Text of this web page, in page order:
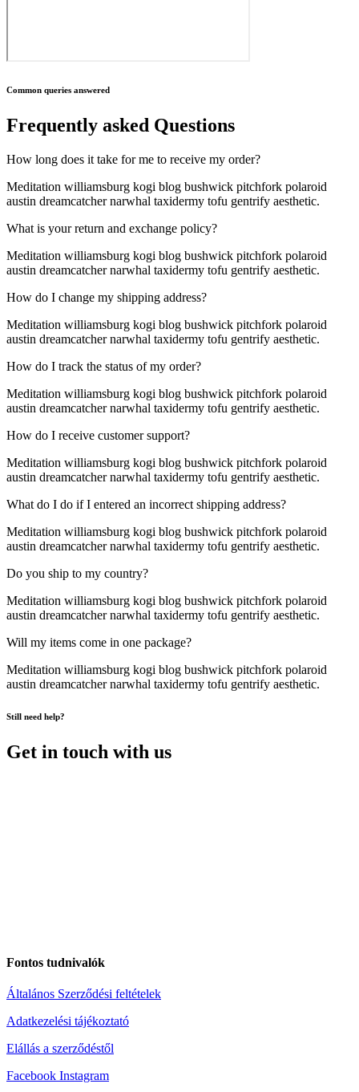
Common queries answered
Frequently asked Questions
How long does it take for me to receive my order?
Meditation williamsburg kogi blog bushwick pitchfork polaroid
austin dreamcatcher narwhal taxidermy tofu gentrify aesthetic.
What is your return and exchange policy?
Meditation williamsburg kogi blog bushwick pitchfork polaroid
austin dreamcatcher narwhal taxidermy tofu gentrify aesthetic.
How do I change my shipping address?
Meditation williamsburg kogi blog bushwick pitchfork polaroid
austin dreamcatcher narwhal taxidermy tofu gentrify aesthetic.
How do I track the status of my order?
Meditation williamsburg kogi blog bushwick pitchfork polaroid
austin dreamcatcher narwhal taxidermy tofu gentrify aesthetic.
How do I receive customer support?
Meditation williamsburg kogi blog bushwick pitchfork polaroid
austin dreamcatcher narwhal taxidermy tofu gentrify aesthetic.
What do I do if I entered an incorrect shipping address?
Meditation williamsburg kogi blog bushwick pitchfork polaroid
austin dreamcatcher narwhal taxidermy tofu gentrify aesthetic.
Do you ship to my country?
Meditation williamsburg kogi blog bushwick pitchfork polaroid
austin dreamcatcher narwhal taxidermy tofu gentrify aesthetic.
Will my items come in one package?
Meditation williamsburg kogi blog bushwick pitchfork polaroid
austin dreamcatcher narwhal taxidermy tofu gentrify aesthetic.
Still need help?
Get in touch with us
Fontos tudnivalók
Általános Szerződési feltételek
Adatkezelési tájékoztató
Elállás a szerződéstől
Facebook Instagram